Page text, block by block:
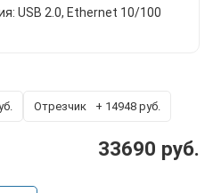
USB 2.0, Ethernet 10/100
Отрезчик + 14948 руб.
33690 руб.